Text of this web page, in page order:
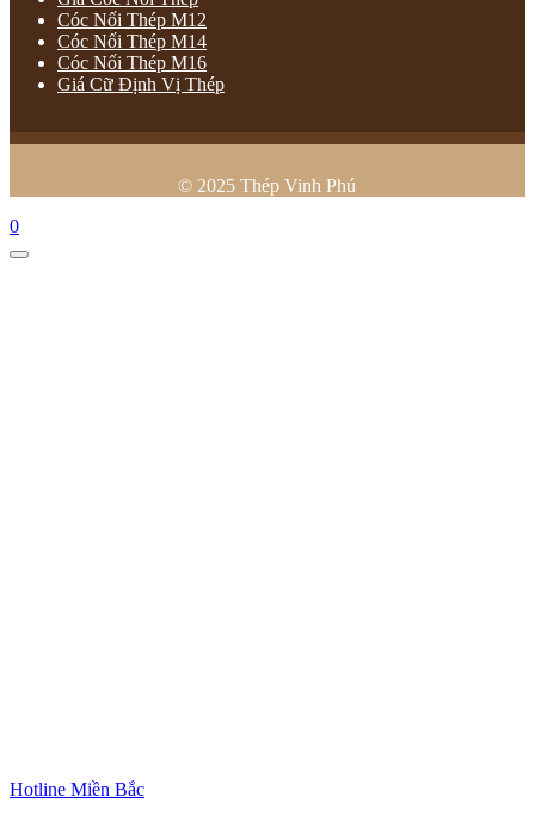
Cóc Nối Thép M12
Cóc Nối Thép M14
Cóc Nối Thép M16
Giá Cữ Định Vị Thép
© 2025 Thép Vinh Phú
0
Hotline Miền Bắc